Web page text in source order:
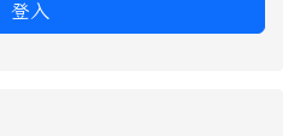
登入